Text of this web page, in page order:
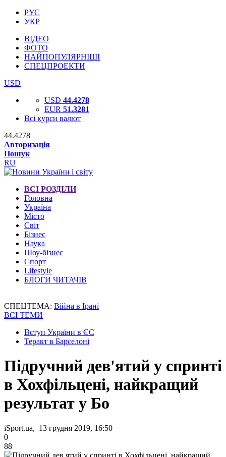
РУС
УКР
ВІДЕО
ФОТО
НАЙПОПУЛЯРНІШІ
СПЕЦПРОЕКТИ
USD
USD 44.4278
EUR 51.3281
Всі курси валют
44.4278
Авторизація
Пошук
RU
ВСІ РОЗДІЛИ
Головна
Україна
Місто
Світ
Бізнес
Наука
Шоу-бізнес
Спорт
Lifestyle
БЛОГИ ЧИТАЧІВ
СПЕЦТЕМА: Війна в Ірані
ВСІ ТЕМИ
Вступ України в ЄС
Теракт в Барселоні
Підручний дев'ятий у спринті
в Хохфільцені, найкращий
результат у Бо
iSport.ua, 13 грудня 2019, 16:50
0
88